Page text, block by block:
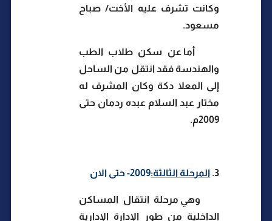
وكانت تشرف عليه الأخت/ صباح
مسعود.
أما عن سكن طلاب الطب
والهندسة فقد انتقل من الساحل
إلى المعلا دكة وكان المشرف له
مختار عبد السلام عبده ردمان حتى
2009م.
3. المرحلة الثالثة:2009- حتى الان
وهي مرحلة انتقال المساكن
الداخلية من طور الإدارة الإدارية